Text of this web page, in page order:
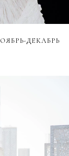
ДЕКАБРЬ